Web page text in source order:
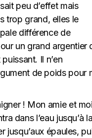
peu d’effet mais
trop grand, elles le
différence de
un grand argentier
Il n’en
de poids pour
! Mon amie et moi
dans l’eau jusqu’à la
jusqu’aux épaules,